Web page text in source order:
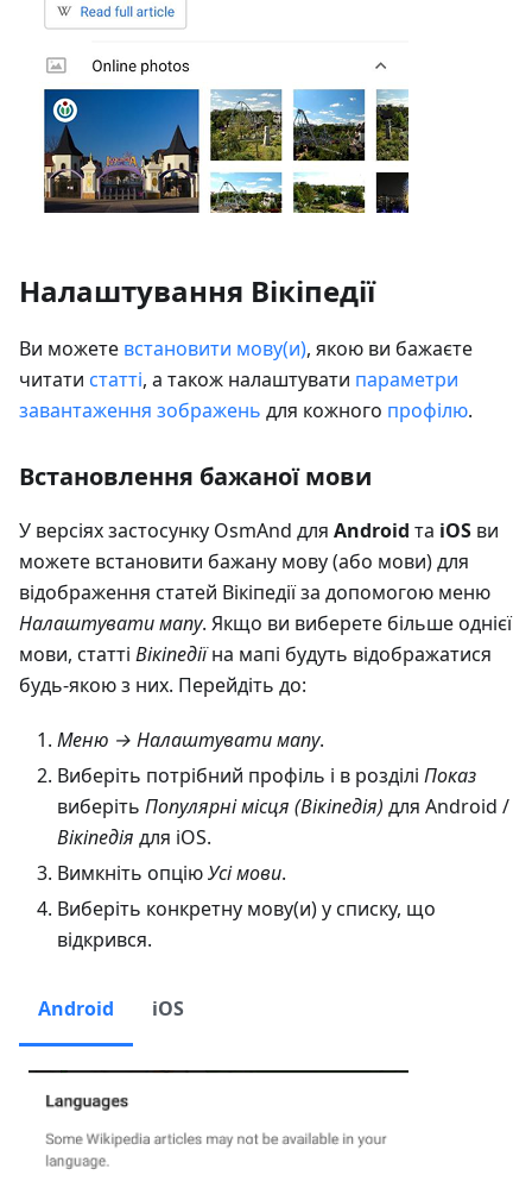
Налаштування Вікіпедії
Ви можете встановити мову(и), якою ви бажаєте
читати статті, а також налаштувати параметри
завантаження зображень для кожного профілю.
Встановлення бажаної мови
У версіях застосунку OsmAnd для Android та iOS ви
можете встановити бажану мову (або мови) для
відображення статей Вікіпедії за допомогою меню
Налаштувати мапу. Якщо ви виберете більше однієї
мови, статті Вікіпедіїна мапі будуть відображатися
будь-якою з них. Перейдіть до:
Меню → Налаштувати мапу.
Виберіть потрібний профіль і в розділі Показ
виберіть Популярні місця (Вікіпедія) для Android /
Вікіпедія для iOS.
Вимкніть опціюУсі мови.
Виберіть конкретну мову(и) у списку, що
відкрився.
Android iOS